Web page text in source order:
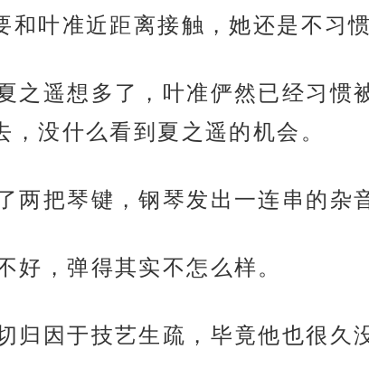
和叶准近距离接触，她还是不习惯
之遥想多了，叶准俨然已经习惯
，没什么看到夏之遥的机会。
两把琴键，钢琴发出一连串的杂
好，弹得其实不怎么样。
归因于技艺生疏，毕竟他也很久